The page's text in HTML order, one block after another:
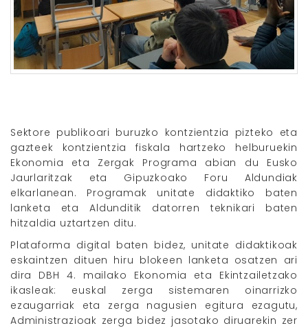
Sektore publikoari buruzko kontzientzia pizteko eta
gazteek kontzientzia fiskala hartzeko helburuekin
Ekonomia eta Zergak Programa abian du Eusko
Jaurlaritzak eta Gipuzkoako Foru Aldundiak
elkarlanean. Programak unitate didaktiko baten
lanketa eta Aldunditik datorren teknikari baten
hitzaldia uztartzen ditu.
Plataforma digital baten bidez, unitate didaktikoak
eskaintzen dituen hiru blokeen lanketa osatzen ari
dira DBH 4. mailako Ekonomia eta Ekintzailetzako
ikasleak: euskal zerga sistemaren oinarrizko
ezaugarriak eta zerga nagusien egitura ezagutu,
Administrazioak zerga bidez jasotako diruarekin zer